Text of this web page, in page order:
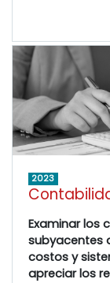
2023
Examinar los
subyacentes
costos y
apreciar los